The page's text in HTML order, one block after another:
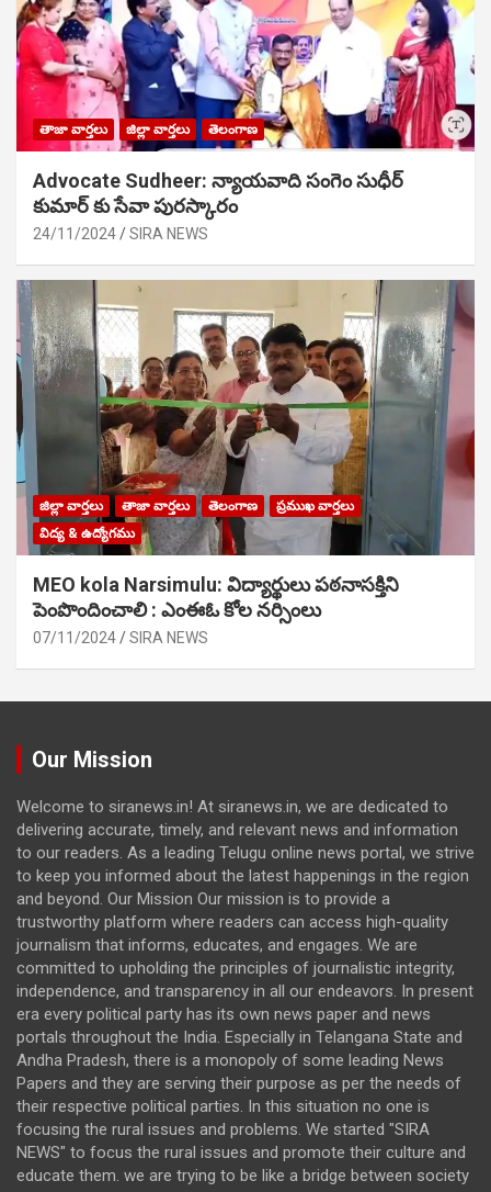
తాజా వార్తలు జిల్లా వార్తలు తెలంగాణ
Advocate Sudheer: న్యాయవాది సంగెం సుధీర్
కుమార్ కు సేవా పురస్కారం
24/11/2024 SIRA NEWS
జిల్లా వార్తలు తాజా వార్తలు తెలంగాణ
ప్రముఖ వార్తలు
విద్య & ఉద్యోగము
MEO kola Narsimulu: విద్యార్థులు పఠ‌నాసక్తిని
పెంపొందించాలి : ఎంఈఓ కోల నర్సింలు
07/11/2024 SIRA NEWS
Our Mission
Welcome to siranews.in! At siranews.in, we are dedicated to
delivering accurate, timely, and relevant news and information
to our readers. As a leading Telugu online news portal, we strive
to keep you informed about the latest happenings in the region
and beyond. Our Mission Our mission is to provide a
trustworthy platform where readers can access high-quality
journalism that informs, educates, and engages. We are
committed to upholding the principles of journalistic integrity,
independence, and transparency in all our endeavors. In present
era every political party has its own news paper and news
portals throughout the India. Especially in Telangana State and
Andha Pradesh, there is a monopoly of some leading News
Papers and they are serving their purpose as per the needs of
their respective political parties. In this situation no one is
focusing the rural issues and problems. We started "SIRA
NEWS" to focus the rural issues and promote their culture and
educate them. we are trying to be like a bridge between society